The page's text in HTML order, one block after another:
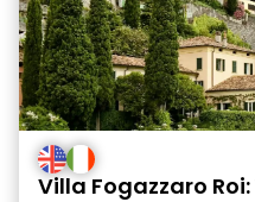
Villa Fogazzaro